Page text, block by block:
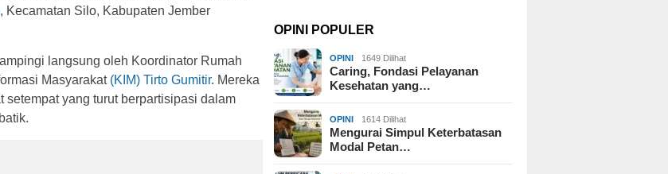
, Kecamatan Silo, Kabupaten Jember
langsung oleh Koordinator Rumah
Masyarakat (KIM) Tirto Gumitir. Mereka
setempat yang turut berpartisipasi dalam
OPINI POPULER
OPINI 1649 Dilihat
Caring, Fondasi Pelayanan
Kesehatan yang…
OPINI 1614 Dilihat
Mengurai Simpul Keterbatasan
Modal Petan…